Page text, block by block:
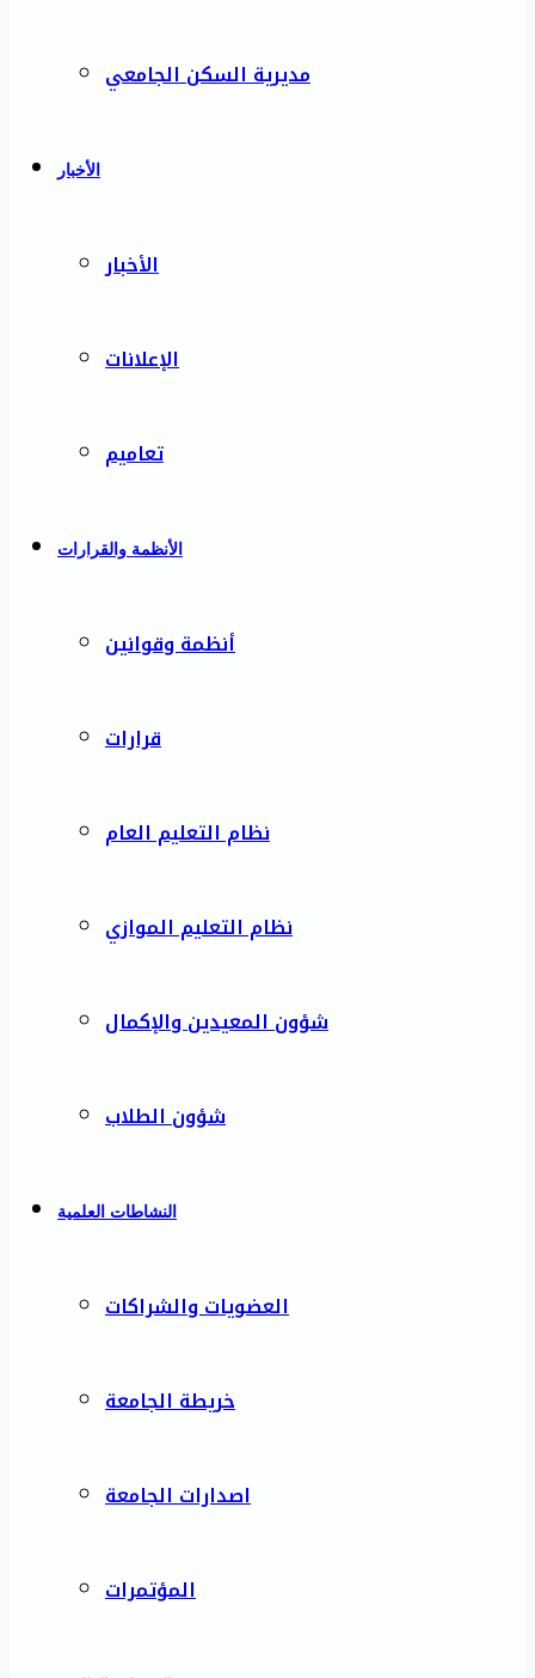
مديرية السكن الجامعي
الأخبار
الأخبار
الإعلانات
تعاميم
الأنظمة والقرارات
أنظمة وقوانين
قرارات
نظام التعليم العام
نظام التعليم الموازي
شؤون المعيدين والإكمال
شؤون الطلاب
النشاطات العلمية
العضويات والشراكات
خريطة الجامعة
اصدارات الجامعة
المؤتمرات